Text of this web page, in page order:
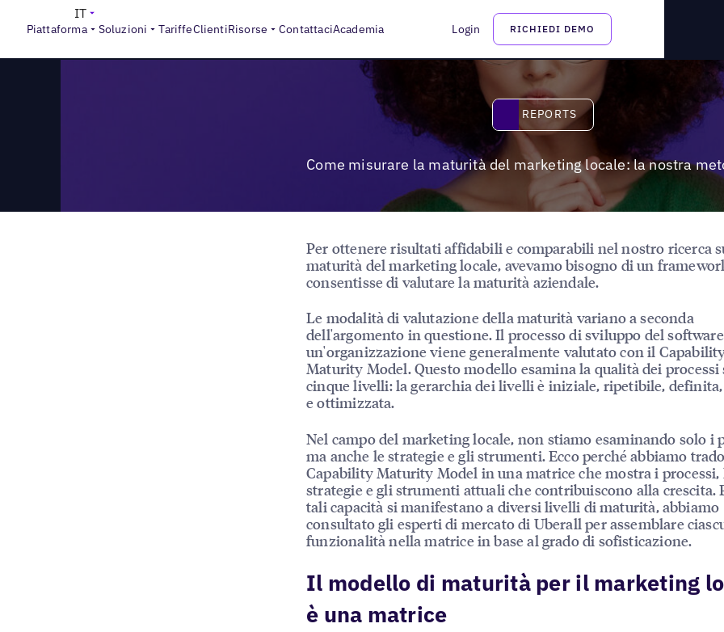
Piattaforma Soluzioni TariffeClientiRisorse ContattaciAcademia Login RICHIEDI DEMO
IT
Reports
Reports
REPORTS
Come misurare la maturità del marketing locale: la nostra
Per ottenere risultati affidabili e comparabili nel nostro ricerca
maturità del marketing locale, avevamo bisogno di un
consentisse di valutare la maturità aziendale.
Le modalità di valutazione della maturità variano a seconda
dell'argomento in questione. Il processo di sviluppo del
un'organizzazione viene generalmente valutato con il
Maturity Model. Questo modello esamina la qualità dei processi
cinque livelli: la gerarchia dei livelli è iniziale, ripetibile,
e ottimizzata.
Nel campo del marketing locale, non stiamo esaminando solo i
ma anche le strategie e gli strumenti. Ecco perché abbiamo
Capability Maturity Model in una matrice che mostra i processi,
strategie e gli strumenti attuali che contribuiscono alla crescita.
tali capacità si manifestano a diversi livelli di maturità, abbiamo
consultato gli esperti di mercato di Uberall per assemblare
funzionalità nella matrice in base al grado di sofisticazione.
Il modello di maturità per il marketing
è una matrice